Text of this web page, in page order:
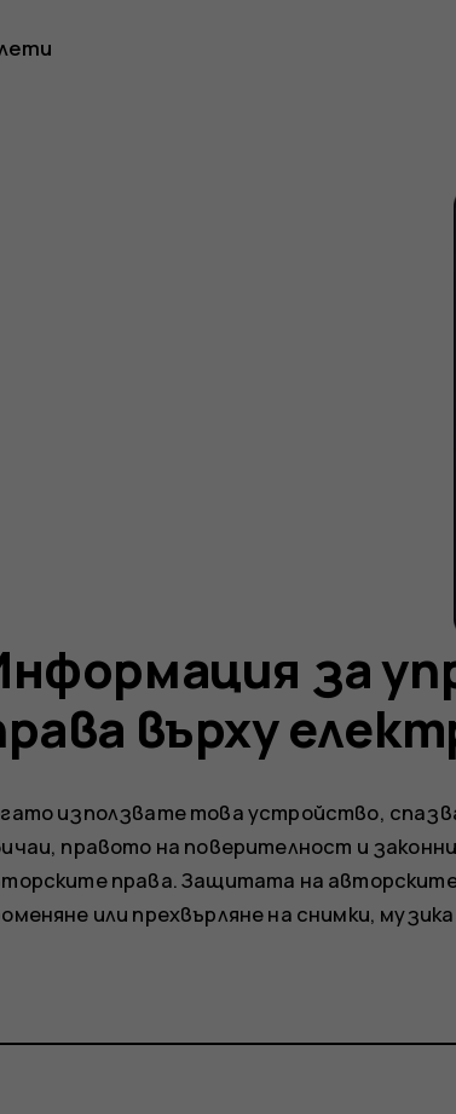
за
върху
използвате това устройство,
правото на поверителност и
права. Защитата на
или прехвърляне на снимки,